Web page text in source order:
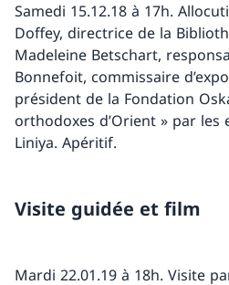
Samedi 15.12.18 à 17h.
Doffey, directrice de la
Madeleine Betschart,
Bonnefoit, commissaire
président de la Fondation
orthodoxes d’Orient » par les
Liniya. Apéritif.
Visite guidée et film
Mardi 22.01.19 à 18h. Visite